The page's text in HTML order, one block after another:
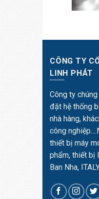
CÔNG TY
LINH PHÁT
Công ty
đặt hệ thống
nhà hàng,
công
thiết bị máy
phẩm, thiết bị
Ban Nha,